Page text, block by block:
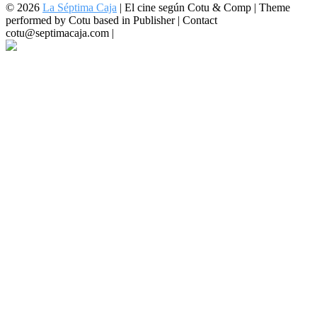
© 2026 La Séptima Caja | El cine según Cotu & Comp | Theme
performed by Cotu based in Publisher | Contact
cotu@septimacaja.com |